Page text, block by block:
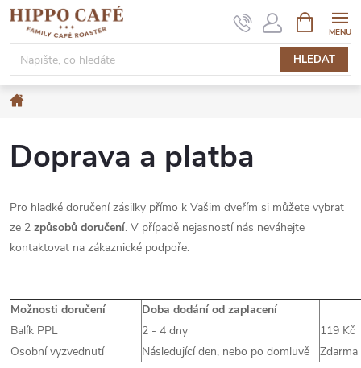
Přejít
obsah
HLEDAT
NÁKUPNÍ
KOŠÍK
Doprava a platba
Pro hladké doručení zásilky přímo k Vašim dveřím si můžete vybrat
ze 2 způsobů doručení. V případě nejasností nás neváhejte
kontaktovat na zákaznické podpoře.
Možnosti doručení
Doba dodání od zaplacení
Balík PPL
2 - 4 dny
119 Kč
Osobní vyzvednutí
Následující den, nebo po domluvě Zdarma